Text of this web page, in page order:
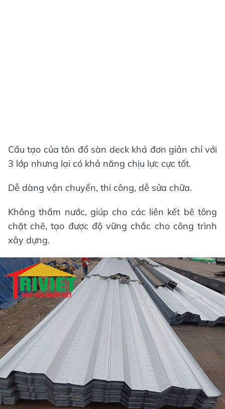
Cấu tạo của tôn đổ sàn deck khá đơn giản chỉ với
3 lớp nhưng lại có khả năng chịu lực cực tốt.
Dễ dàng vận chuyển, thi công, dễ sửa chữa.
Không thấm nước, giúp cho các liên kết bê tông
chặt chẽ, tạo được độ vững chắc cho công trình
xây dựng.